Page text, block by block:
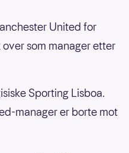
United for
som manager etter
Sporting Lisboa.
manager er borte mot